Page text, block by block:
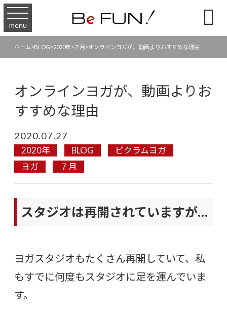
menu 
ホーム >BLOG >2020年 > ７月 >オンラインヨガが、動画よりおすすめな理由
オンラインヨガが、動画よりお
すすめな理由
2020.07.27
2020年 BLOG
ビクラムヨガ
ヨガ
７月
スタジオは再開されていますが…
ヨガスタジオもたくさん再開していて、私
もすでに何度もスタジオに足を運んでいま
す。